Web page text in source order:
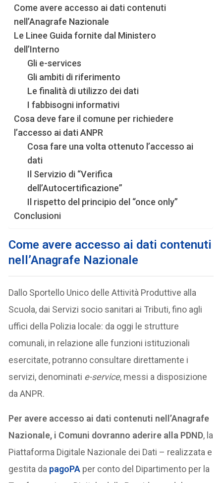
Come avere accesso ai dati contenuti
nell’Anagrafe Nazionale
Le Linee Guida fornite dal Ministero
dell’Interno
Gli e-services
Gli ambiti di riferimento
Le finalità di utilizzo dei dati
I fabbisogni informativi
Cosa deve fare il comune per richiedere
l’accesso ai dati ANPR
Cosa fare una volta ottenuto l’accesso ai
dati
Il Servizio di “Verifica
dell’Autocertificazione”
Il rispetto del principio del “once only”
Conclusioni
Come avere accesso ai dati contenuti
nell’Anagrafe Nazionale
Dallo Sportello Unico delle Attività Produttive alla
Scuola, dai Servizi socio sanitari ai Tributi, fino agli
uffici della Polizia locale: da oggi le strutture
comunali, in relazione alle funzioni istituzionali
esercitate, potranno consultare direttamente i
servizi, denominati e-service, messi a disposizione
da ANPR.
Per avere accesso ai dati contenuti nell’Anagrafe
Nazionale, i Comuni dovranno aderire alla PDND, la
Piattaforma Digitale Nazionale dei Dati – realizzata e
gestita da pagoPA per conto del Dipartimento per la